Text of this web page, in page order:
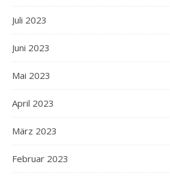
Juli 2023
Juni 2023
Mai 2023
April 2023
März 2023
Februar 2023